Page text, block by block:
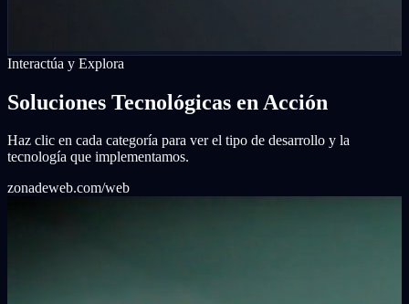
Interactúa y Explora
Soluciones Tecnológicas en Acción
Haz clic en cada categoría para ver el tipo de desarrollo y la
tecnología que implementamos.
zonadeweb.com/web